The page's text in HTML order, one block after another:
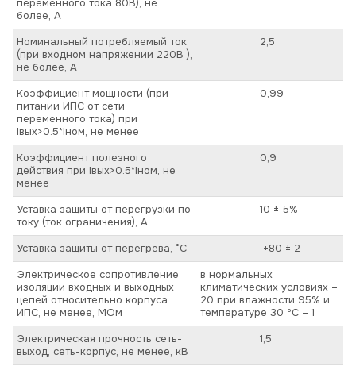
переменного тока 80В), не
более, А
Номинальный потребляемый ток
(при входном напряжении 220В ),
не более, А
2,5
Коэффициент мощности (при
питании ИПС от сети
переменного тока) при
Iвых>0.5*Iном, не менее
0,99
Коэффициент полезного
действия при Iвых>0.5*Iном, не
менее
0,9
Уставка защиты от перегрузки по
току (ток ограничения), А
10 ± 5%
Уставка защиты от перегрева, °C
+80 ± 2
Электрическое сопротивление
изоляции входных и выходных
цепей относительно корпуса
ИПС, не менее, МОм
в нормальных
климатических условиях –
20 при влажности 95% и
температуре 30 ºС – 1
Электрическая прочность сеть-
выход, сеть-корпус, не менее, кВ
1,5